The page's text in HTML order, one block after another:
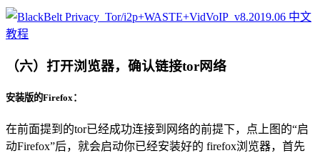
（六）打开浏览器，确认链接tor网络
安装版的Firefox：
在前面提到的tor已经成功连接到网络的前提下，点上图的“启
动Firefox”后，就会启动你已经安装好的 firefox浏览器，首先